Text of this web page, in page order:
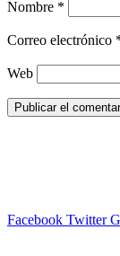
Nombre *
Correo electrónico
Web
Facebook Twitter